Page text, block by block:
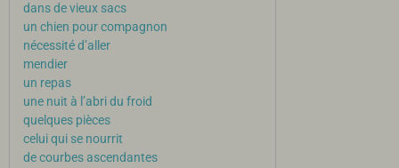
dans de vieux sacs
un chien pour compagnon
nécessité d’aller
mendier
un repas
une nuit à l’abri du froid
quelques pièces
celui qui se nourrit
de courbes ascendantes